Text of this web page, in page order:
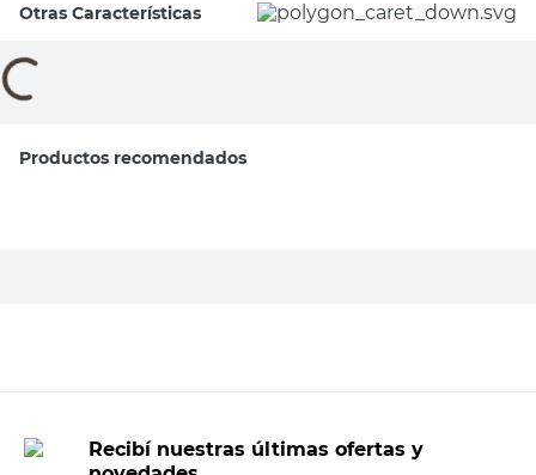
Otras Características
Productos recomendados
El Galgo